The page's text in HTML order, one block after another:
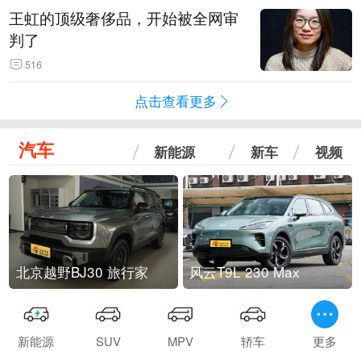
王虹的顶级奢侈品，开始被全网审
判了
516
点击查看更多
汽车 新能源 新车 视频
北京越野BJ30 旅行家 风云T9L 230 Max
新能源 SUV MPV 轿车 更多